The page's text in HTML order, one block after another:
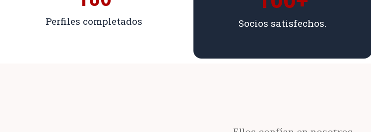
Perfiles completados Socios satisfechos.